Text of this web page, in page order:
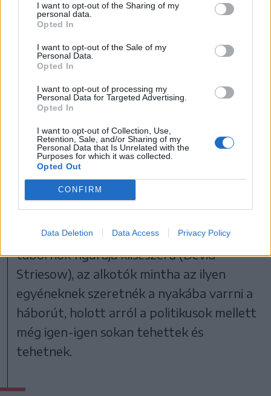
I want to opt-out of the Sharing of my
personal data.
Opted In
I want to opt-out of the Sale of my
Personal Data.
Opted In
I want to opt-out of processing my
Personal Data for Targeted Advertising.
Opted In
I want to opt-out of Collection, Use,
Retention, Sale, and/or Sharing of my
Personal Data that Is Unrelated with the
Purposes for which it was collected.
Opted Out
CONFIRM
Data Deletion Data Access Privacy Policy
Brühl kiválóan formálja meg Matthias Erzbergert
FOTÓ: NETFLIX
Ő üvölti bele az erdő melletti dombokon
azt is, hogy „Mikor lesz már végre
vége...?!”, holott pont ott és akkor éppen
regényben szintén nem szereplő német
tábornok figurája klisészerű (Devid
Striesow), az alkotók mintha az ilyen
egyéneknek szeretnék a nyakába varrni a
háborút, holott arról a politikusok mellett
még igen-igen sokan tehettek és
tehetnek.